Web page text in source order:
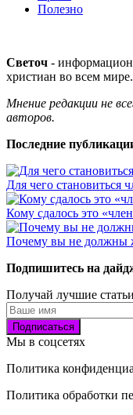
Полезно
Светоч -
христиан во всем мире.
Мнение редакции не
авторов.
Последние
Для чего становиться
Кому сдалось это
Почему вы не должны
Подпишитесь на
Получай лучшие
Подписаться
Мы в соцсетях
Политика
Политика обработки